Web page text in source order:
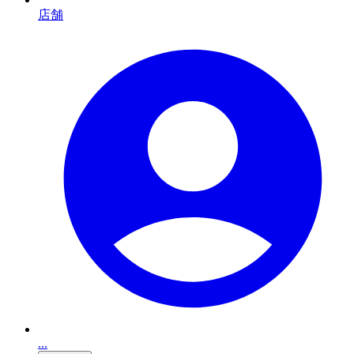
店舗
...